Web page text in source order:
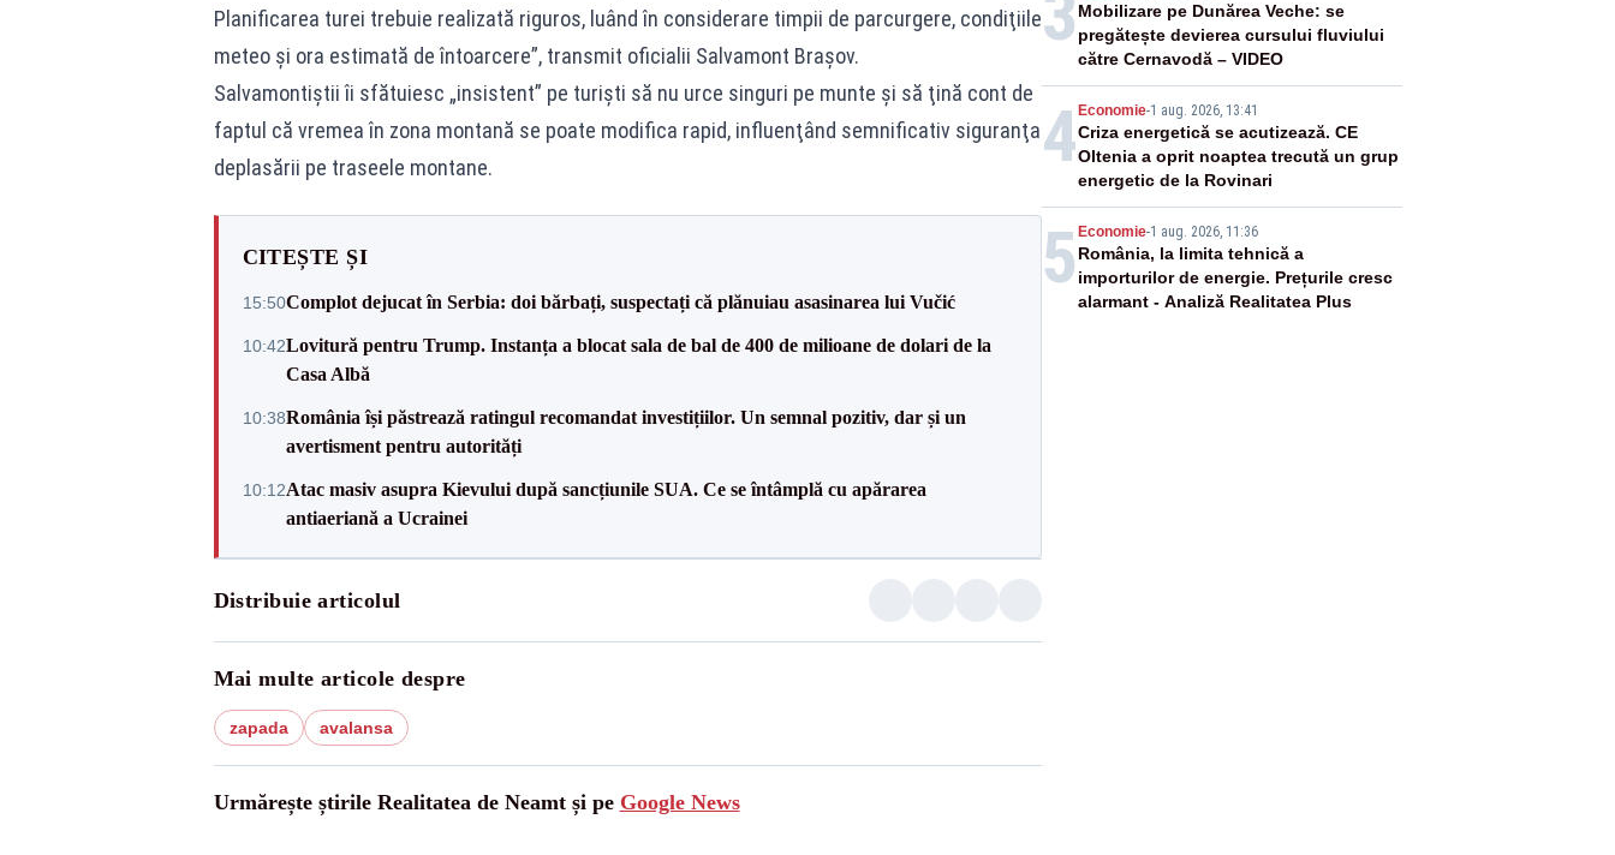
Planificarea turei trebuie realizată riguros, luând în considerare timpii de parcurgere, condiţiile
meteo şi ora estimată de întoarcere”, transmit oficialii Salvamont Braşov.
Salvamontiştii îi sfătuiesc „insistent” pe turişti să nu urce singuri pe munte şi să ţină cont de
faptul că vremea în zona montană se poate modifica rapid, influenţând semnificativ siguranţa
deplasării pe traseele montane.
CITEȘTE ȘI
15:50Complot dejucat în Serbia: doi bărbați, suspectați că plănuiau asasinarea lui Vučić
10:42Lovitură pentru Trump. Instanța a blocat sala de bal de 400 de milioane de dolari de la
Casa Albă
10:38România își păstrează ratingul recomandat investițiilor. Un semnal pozitiv, dar și un
avertisment pentru autorități
10:12Atac masiv asupra Kievului după sancțiunile SUA. Ce se întâmplă cu apărarea
antiaeriană a Ucrainei
Distribuie articolul
Mai multe articole despre
zapada avalansa
Urmărește știrile Realitatea de Neamt și pe Google News
Mobilizare pe Dunărea Veche: se
pregătește devierea cursului fluviului
către Cernavodă – VIDEO
4 Economie-1 aug. 2026, 13:41
Criza energetică se acutizează. CE
Oltenia a oprit noaptea trecută un grup
energetic de la Rovinari
5 Economie-1 aug. 2026, 11:36
România, la limita tehnică a
importurilor de energie. Prețurile cresc
alarmant - Analiză Realitatea Plus